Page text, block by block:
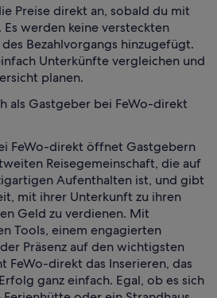
Preise direkt an, sobald du mit
werden keine versteckten
Bezahlvorgangs hinzugefügt.
Unterkünfte vergleichen und
planen.
als Gastgeber bei FeWo-direkt
FeWo-direkt öffnet Gastgebern
Reisegemeinschaft, die auf
Aufenthalten ist, und gibt
mit ihrer Unterkunft zu ihren
Geld zu verdienen. Mit
Tools, einem engagierten
Präsenz auf den wichtigsten
FeWo-direkt das Inserieren, das
ganz einfach. Egal, ob es sich